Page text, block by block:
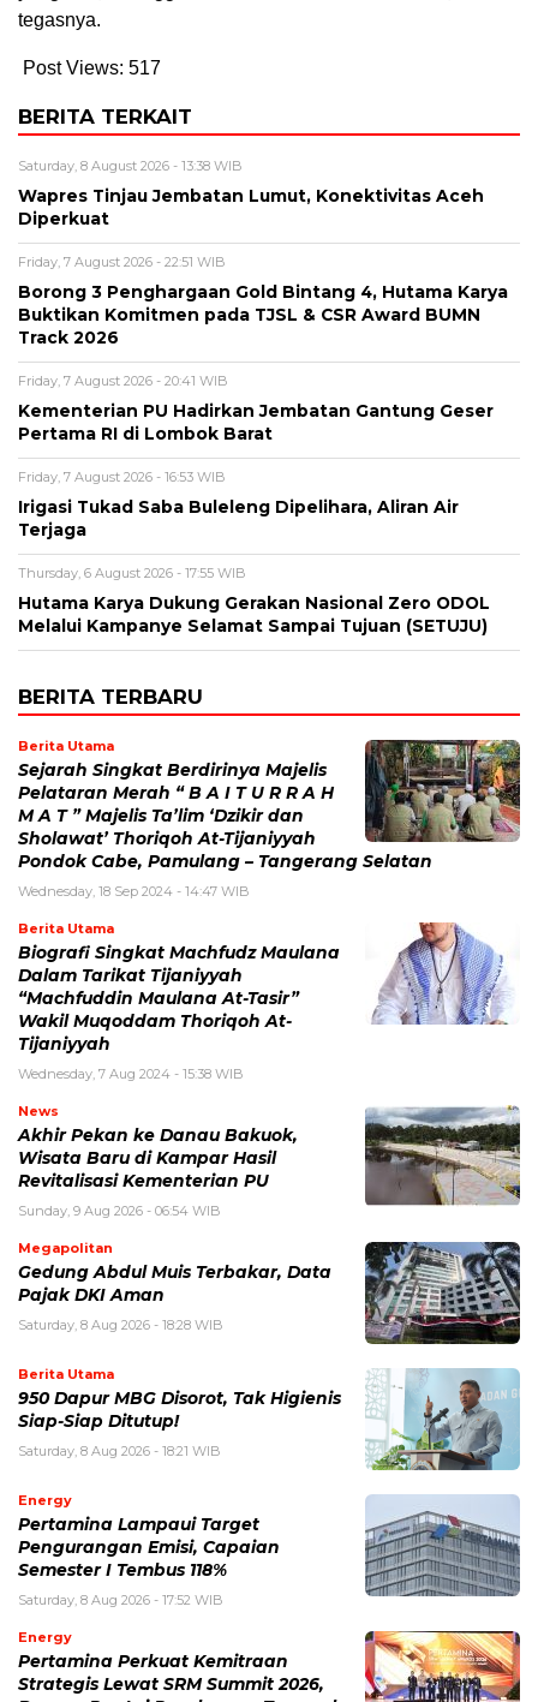
tegasnya.
Post Views: 517
BERITA TERKAIT
Saturday, 8 August 2026 - 13:38 WIB
Wapres Tinjau Jembatan Lumut, Konektivitas Aceh
Diperkuat
Friday, 7 August 2026 - 22:51 WIB
Borong 3 Penghargaan Gold Bintang 4, Hutama Karya
Buktikan Komitmen pada TJSL & CSR Award BUMN
Track 2026
Friday, 7 August 2026 - 20:41 WIB
Kementerian PU Hadirkan Jembatan Gantung Geser
Pertama RI di Lombok Barat
Friday, 7 August 2026 - 16:53 WIB
Irigasi Tukad Saba Buleleng Dipelihara, Aliran Air
Terjaga
Thursday, 6 August 2026 - 17:55 WIB
Hutama Karya Dukung Gerakan Nasional Zero ODOL
Melalui Kampanye Selamat Sampai Tujuan (SETUJU)
BERITA TERBARU
Berita Utama
Sejarah Singkat Berdirinya Majelis
Pelataran Merah “ B A I T U R R A H
M A T ” Majelis Ta’lim ‘Dzikir dan
Sholawat’ Thoriqoh At-Tijaniyyah
Pondok Cabe, Pamulang – Tangerang Selatan
Wednesday, 18 Sep 2024 - 14:47 WIB
Berita Utama
Biografi Singkat Machfudz Maulana
Dalam Tarikat Tijaniyyah
“Machfuddin Maulana At-Tasir”
Wakil Muqoddam Thoriqoh At-
Tijaniyyah
Wednesday, 7 Aug 2024 - 15:38 WIB
News
Akhir Pekan ke Danau Bakuok,
Wisata Baru di Kampar Hasil
Revitalisasi Kementerian PU
Sunday, 9 Aug 2026 - 06:54 WIB
Megapolitan
Gedung Abdul Muis Terbakar, Data
Pajak DKI Aman
Saturday, 8 Aug 2026 - 18:28 WIB
Berita Utama
950 Dapur MBG Disorot, Tak Higienis
Siap-Siap Ditutup!
Saturday, 8 Aug 2026 - 18:21 WIB
Energy
Pertamina Lampaui Target
Pengurangan Emisi, Capaian
Semester I Tembus 118%
Saturday, 8 Aug 2026 - 17:52 WIB
Energy
Pertamina Perkuat Kemitraan
Strategis Lewat SRM Summit 2026,